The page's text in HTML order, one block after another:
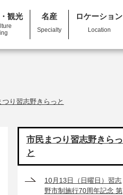
・観光 名産
Specialty
ロケーション
Location
つり習志野きらっと
市民まつり習志野きらっ
と
10月13日（日曜日）習志
野市制施行70周年記念 第